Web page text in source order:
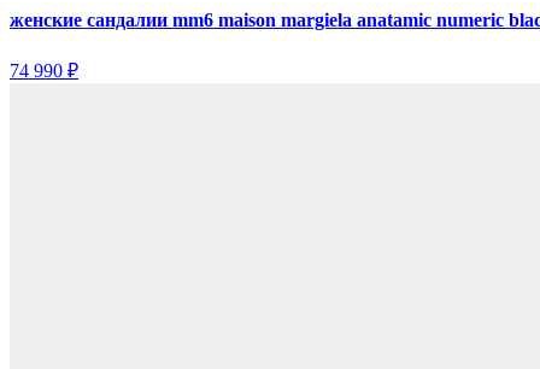
женские сандалии mm6 maison margiela anatamic numeric
74 990 ₽